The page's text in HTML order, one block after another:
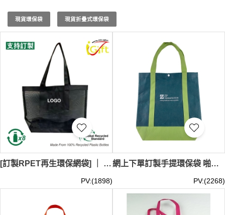
員工傳遞環保意識。選擇香港iGift制服的
務，讓您的企業在各類活動中脫穎而出，並為環保事業貢獻
一份力量。環保袋最少訂購量 -MOQ: 50件起 ； 價格：
HKD20 / 起, 視乎數量而定。貨期約需14-21天
現貨環保袋 現貨折疊式環保袋
[訂製RPET再生環保網袋] ｜ 環保禮品公司｜企業商務高端環保網袋禮品｜滌綸網布窗紗硬網｜方格網布｜NW027
PV:(1898)
網上下單訂製手提環保袋 啪鈕環保袋 DIY環保袋 撞色環保袋 醫療機構行業 診所 NW026
PV:(2268)